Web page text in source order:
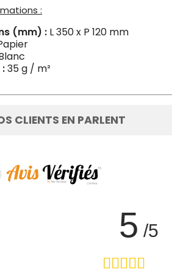
:
(mm) : L 350 x P 120 mm
35 g / m²
CLIENTS EN PARLENT
5 /5